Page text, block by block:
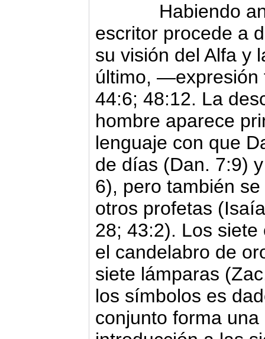
Habiendo
escritor procede a
su visión del Alfa y
último, —expresión
44:6; 48:12. La
hombre aparece
lenguaje con que
de días (Dan. 7:9)
6), pero también
otros profetas
28; 43:2). Los
el candelabro de
siete lámparas
los símbolos es
conjunto forma